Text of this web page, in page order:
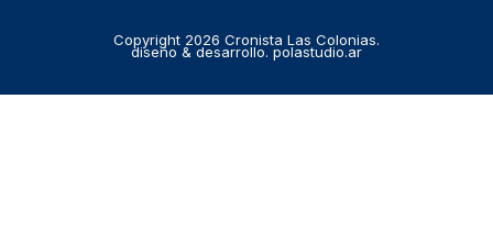
Copyright 2026 Cronista Las Colonias.
diseño & desarrollo. polastudio.ar